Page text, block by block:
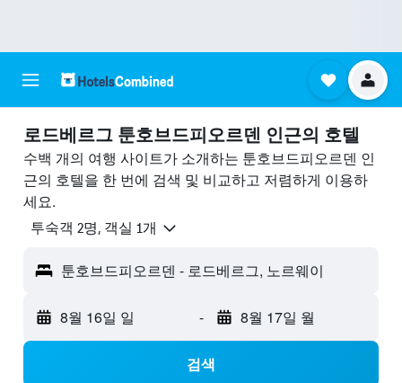
로드베르그 툰호브드피오르덴 ​인근의 호텔
수백 개의 여행 사이트가 소개하는 툰호브드피오르덴 인
근의 호텔을 한 번에 검색 및 비교하고 저렴하게 이용하
세요.
​투숙객 2​명, ​객실 1개
툰호브드피오르덴 - 로드베르그, 노르웨이
8월 16일 일 - 8월 17일 월
검색